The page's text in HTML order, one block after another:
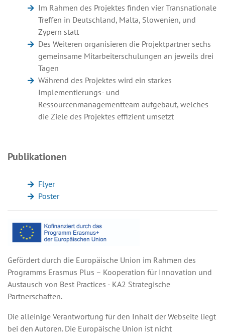
Im Rahmen des Projektes finden vier Transnationale
Treffen in Deutschland, Malta, Slowenien, und
Zypern statt
Des Weiteren organisieren die Projektpartner sechs
gemeinsame Mitarbeiterschulungen an jeweils drei
Tagen
Während des Projektes wird ein starkes
Implementierungs- und
Ressourcenmanagementteam aufgebaut, welches
die Ziele des Projektes effizient umsetzt
Publikationen
Flyer
Poster
Gefördert durch die Europäische Union im Rahmen des
Programms Erasmus Plus – Kooperation für Innovation und
Austausch von Best Practices - KA2 Strategische
Partnerschaften.
Die alleinige Verantwortung für den Inhalt der Webseite liegt
bei den Autoren. Die Europäische Union ist nicht